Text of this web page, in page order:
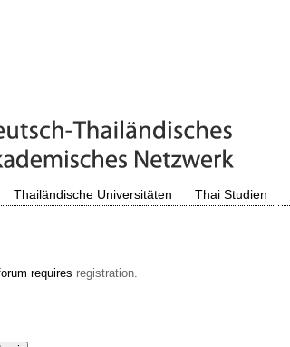
Thailändische Universitäten Thai Studien
requires registration.